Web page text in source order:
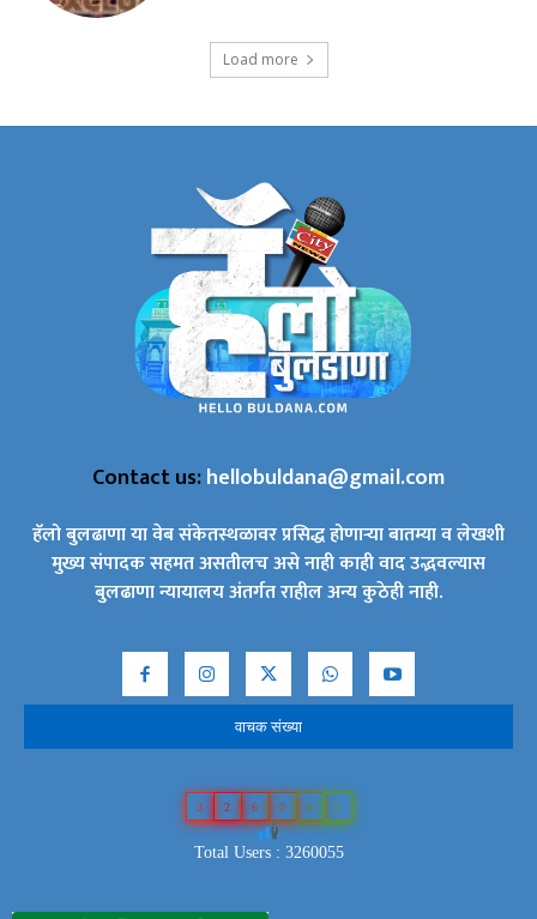
Load more
Contact us:hellobuldana@gmail.com
हॅलो बुलढाणा या वेब संकेतस्थळावर प्रसिद्ध होणाऱ्या बातम्या व लेखशी
मुख्य संपादक सहमत असतीलच असे नाही काही वाद उद्भवल्यास
बुलढाणा न्यायालय अंतर्गत राहील अन्य कुठेही नाही.
वाचक संख्या
3 2 6 0 0 5
Total Users : 3260055